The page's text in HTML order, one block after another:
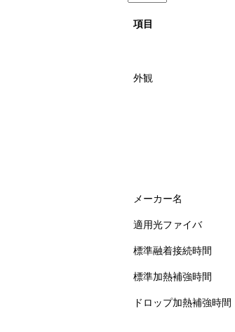
項目
項目
外観
メーカー名
適用光ファイバ
標準融着接続時間
標準加熱補強時間
ドロップ加熱補強時間